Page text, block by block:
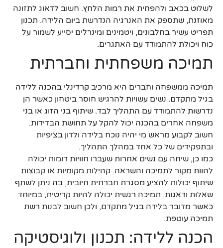
לשלוט בכאב ולהפחית את רמות הלחץ. חשוב לדאוג לתזונה
מאוזנת, שתספק את האנרגיה הנדרשת ביום הלידה. תכנון
תפריט עשיר בחלבונים, ויטמינים ומינרלים יסייע לשמור על
כוח ויכולת להתמודד עם האתגרים.
תמיכה משפחתית וחברתית
תמיכה ממשפחה וחברים היא מרכיב קרדינלי בהכנה ללידה
בגיל מתקדם. נשים עשויות להרגיש חוסר ביטחון כאשר הן
נדרשות להתמודד עם התהליך לבד. שיתוף בני הזוג או בני
משפחה אחרים בהכנה יכול להקל על תחושת הבדידות.
חשוב לקבוע מראש מי יהיה נוכח בלידה ולדון בציפיות
ובתפקידים של כל אחד במהלך התהליך.
כמו כן, שיחה עם נשים אחרות שעברו חוויות דומות יכולה
להוות מקור לתמיכה והשראה. קהילות מקומיות או קבוצות
שיתוף יכולות להציע מסגרת חברתית חיובית, בה ניתן לשתף
שאלות ודאגות. תמיכה רגשית יכולה להיות קריטית, במיוחד
כאשר מדובר בלידה בגיל מתקדם, ולכן חשוב לבנות רשת
תמיכה עוטפת.
הכנה ללידה: תכנון ולוגיסטיקה